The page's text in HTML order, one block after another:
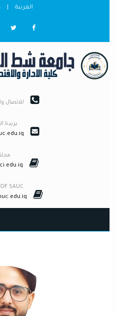
العربية |
للاتصال
بريدنا
uc.edu.iq
مجلة IJICI
ijici.edu.iq
OF SAUC